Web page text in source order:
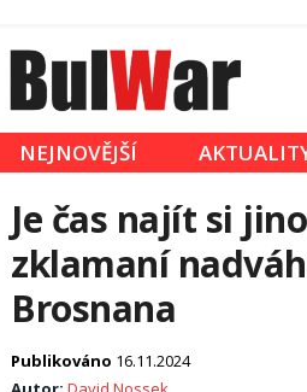
NEJNOVĚJŠÍ
Je čas najít si
zklamaní
Brosnana
Publikováno 16.11.2024